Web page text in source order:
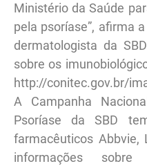
Ministério da Saúde
pela psoríase”, afirma
dermatologista da
sobre os
http://conitec.gov.br/
A Campanha
Psoríase da SBD
farmacêuticos
informações